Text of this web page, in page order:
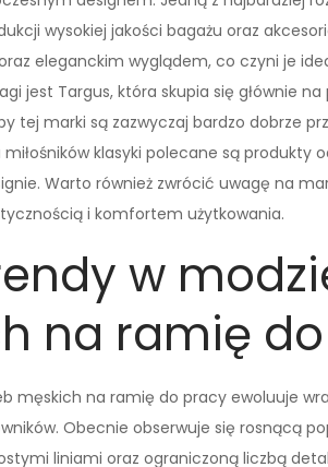
wysokiej jakości bagażu oraz
eleganckim wyglądem, co czyni je
jest Targus, która skupia się głównie
tej marki są zazwyczaj bardzo dobrze
klasyki polecane są produkty
Warto również zwrócić uwagę na
i komfortem użytkowania.
w
na ramię
męskich na ramię do pracy ewoluuje
Obecnie obserwuje się rosnącą
liniami oraz ograniczoną liczbą